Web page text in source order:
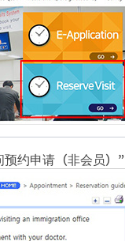
约申请（非会员）”